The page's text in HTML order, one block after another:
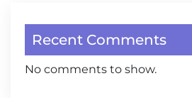
Recent Comments
No comments to show.